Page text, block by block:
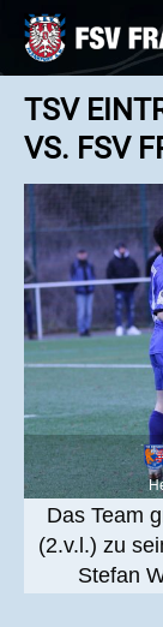
TSV
VS. FSV
Das Team
(2.v.l.) zu
Stefan